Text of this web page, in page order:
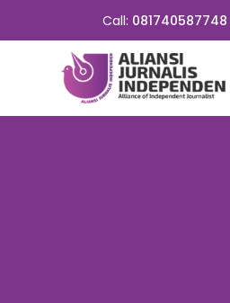
Call: 081740587748